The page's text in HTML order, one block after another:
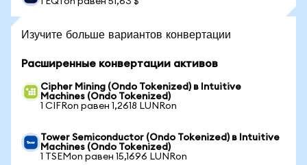
Изучите больше вариантов конвертации
Расширенные конвертации активов
Cipher Mining (Ondo Tokenized) в Intuitive
Machines (Ondo Tokenized)
1 CIFRon равен 1,2618 LUNRon
Tower Semiconductor (Ondo Tokenized) в Intuitive
Machines (Ondo Tokenized)
1 TSEMon равен 15,1696 LUNRon